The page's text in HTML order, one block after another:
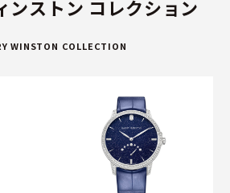
ンストン コレクション
WINSTON COLLECTION